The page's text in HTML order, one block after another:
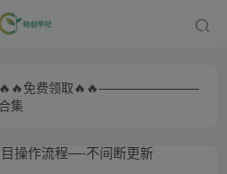
取🔥🔥免费领取🔥🔥————————
集
操作流程—-不间断更新